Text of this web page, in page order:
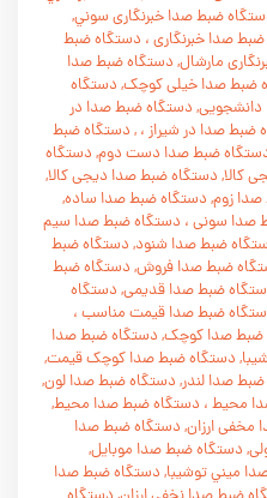
ضبط صدا خبرنگاری سوني,
صدا خبرنگاری ، دستگاه ضبط
مارشال, دستگاه ضبط صدا
ضبط صدا خيلی کوچک, دستگاه
دستگاه ضبط صدا در
ضبط صدا در شيراز ، , دستگاه ضبط
ضبط صدا دست دوم, دستگاه
کالا, دستگاه ضبط صدا دیجی کالا,
زوم, دستگاه ضبط صدا ساده,
صدا سونی ، دستگاه ضبط صدا سيم
ضبط صدا شنود, دستگاه ضبط
ضبط صدا فروش, دستگاه ضبط
ضبط صدا قديمی, دستگاه
ضبط صدا قيمت مناسب ،
ضبط صدا کوچک, دستگاه ضبط صدا
دستگاه ضبط صدا کوچک قيمت,
صدا لندر, دستگاه ضبط صدا لون,
محيط ، دستگاه ضبط صدا محیط,
ارزان, دستگاه ضبط صدا
دستگاه ضبط صدا موبايل,
ميني توشيبا, دستگاه ضبط صدا